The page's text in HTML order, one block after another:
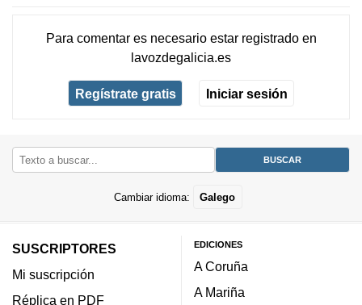
Para comentar es necesario estar registradoen
lavozdegalicia.es
Regístrate gratis Iniciar sesión
Cambiar idioma: Galego
SUSCRIPTORES
Mi suscripción
Réplica en PDF
EDICIONES
A Coruña
A Mariña